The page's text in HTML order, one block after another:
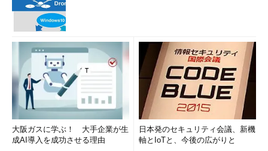
大阪ガスに学ぶ！ 大手企業が生
成AI導入を成功させる理由
日本発のセキュリティ会議、新機
軸とIoTと、今後の広がりと